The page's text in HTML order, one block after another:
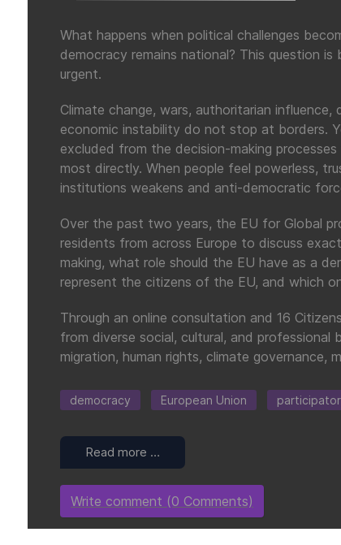
What happens when political challenges
democracy remains national? This question is
urgent.
Climate change, wars, authoritarian influence,
economic instability do not stop at borders.
excluded from the decision-making
most directly. When people feel powerless,
institutions weakens and anti-democratic
Over the past two years, the EU for Global
residents from across Europe to discuss
making, what role should the EU have as a
represent the citizens of the EU, and which
Through an online consultation and 16
from diverse social, cultural, and
migration, human rights, climate governance,
democracy European Union
Read more …
Write comment (0 Comments)